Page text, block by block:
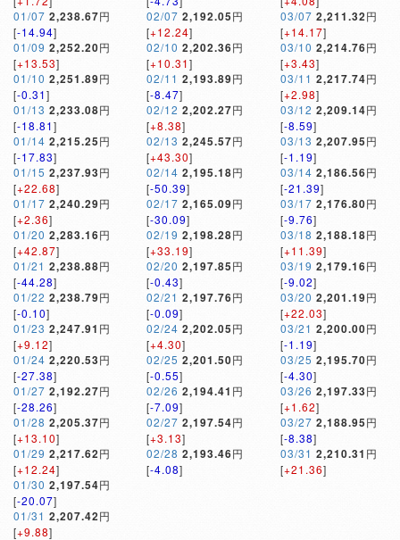
01/07 2,238.67円
[-14.94]
01/09 2,252.20円
[+13.53]
01/10 2,251.89円
[-0.31]
01/13 2,233.08円
[-18.81]
01/14 2,215.25円
[-17.83]
01/15 2,237.93円
[+22.68]
01/17 2,240.29円
[+2.36]
01/20 2,283.16円
[+42.87]
01/21 2,238.88円
[-44.28]
01/22 2,238.79円
[-0.10]
01/23 2,247.91 円
[+9.12]
01/24 2,220.53円
[-27.38]
01/27 2,192.27円
[-28.26]
01/28 2,205.37円
[+13.10]
01/29 2,217.62円
[+12.24]
01/30 2,197.54円
[-20.07]
01/31 2,207.42円
[+9.88]
02/07 2,192.05円
[+12.24]
02/10 2,202.36円
[+10.31]
02/11 2,193.89円
[-8.47]
02/12 2,202.27円
[+8.38]
02/13 2,245.57円
[+43.30]
02/14 2,195.18円
[-50.39]
02/17 2,165.09円
[-30.09]
02/19 2,198.28円
[+33.19]
02/20 2,197.85円
[-0.43]
02/21 2,197.76円
[-0.09]
02/24 2,202.05円
[+4.30]
02/25 2,201.50円
[-0.55]
02/26 2,194.41 円
[-7.09]
02/27 2,197.54円
[+3.13]
02/28 2,193.46円
[-4.08]
03/07 2,211.32円
[+14.17]
03/10 2,214.76円
[+3.43]
03/11 2,217.74円
[+2.98]
03/12 2,209.14円
[-8.59]
03/13 2,207.95円
[-1.19]
03/14 2,186.56円
[-21.39]
03/17 2,176.80円
[-9.76]
03/18 2,188.18円
[+11.39]
03/19 2,179.16円
[-9.02]
03/20 2,201.19円
[+22.03]
03/21 2,200.00円
[-1.19]
03/25 2,195.70円
[-4.30]
03/26 2,197.33円
[+1.62]
03/27 2,188.95円
[-8.38]
03/31 2,210.31 円
[+21.36]